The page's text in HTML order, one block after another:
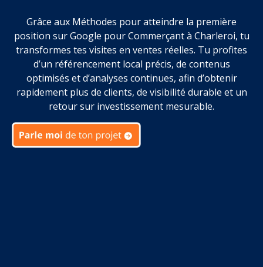
Grâce aux Méthodes pour atteindre la première
position sur Google pour Commerçant à Charleroi, tu
transformes tes visites en ventes réelles. Tu profites
d’un référencement local précis, de contenus
optimisés et d’analyses continues, afin d’obtenir
rapidement plus de clients, de visibilité durable et un
retour sur investissement mesurable.